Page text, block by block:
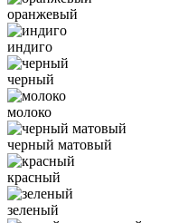
оранжевый
индиго
черный
молоко
черный матовый
красный
зеленый